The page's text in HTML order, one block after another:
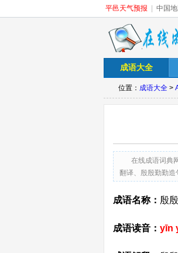
平邑天气预报 中国地
成语大全
位置： 成语大全 >
在线成语词典
翻译、殷殷勤勤
成语名称： 殷
成语读音： yīn